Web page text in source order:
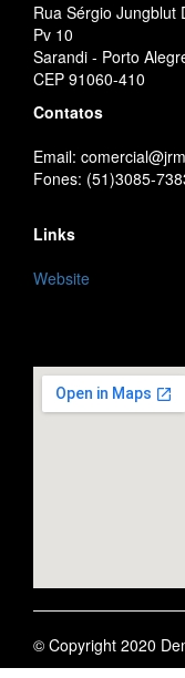
Rua Sérgio Jungblut
Pv 10
Sarandi - Porto
CEP 91060-410
Contatos
Email:
Fones: (51)3085-
Links
Website
© Copyright 2020